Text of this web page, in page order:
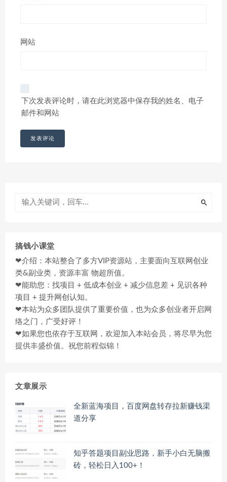
网站
下次发表评论时，请在此浏览器中保存我的姓名、电子
邮件和网站
搞钱小课堂
❤介绍：本站整合了多方VIP资源站，主要面向互联网创业
类&副业类，资源丰富 物超所值。
❤能助您：找项目 + 低成本创业 + 减少信息差 + 见识各种
项目 + 提升网创认知。
❤本站为众多团队提供了重要价值，也为众多创业者开启网
络之门，广受好评！
❤如果您也依存于互联网，欢迎加入本站会员，将尽早为您
提供丰盛价值。祝您前程似锦！
文章展示
全新蓝海项目，百度网盘转存拉新赚钱渠
道分享
知乎答题项目副业思路，新手小白无脑搬
砖，轻松日入100+！